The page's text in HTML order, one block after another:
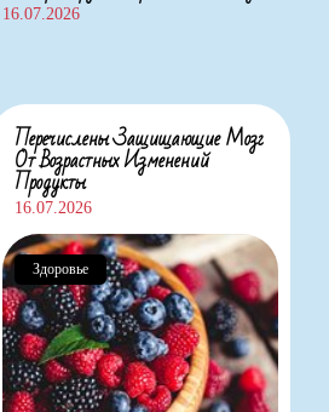
16.07.2026
Перечислены Защищающие Мозг
От Возрастных Изменений
Продукты
16.07.2026
Здоровье